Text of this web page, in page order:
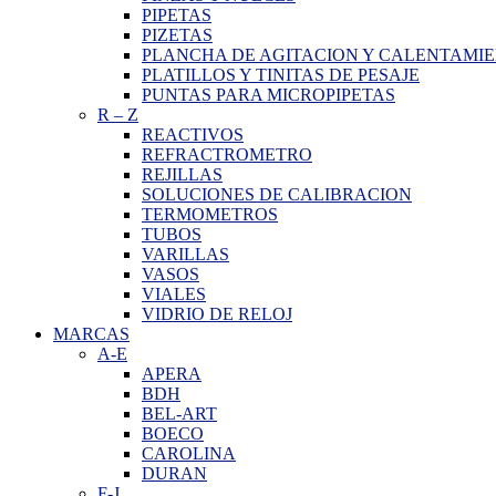
PIPETAS
PIZETAS
PLANCHA DE AGITACION Y
PLATILLOS Y TINITAS DE PESAJE
PUNTAS PARA MICROPIPETAS
R – Z
REACTIVOS
REFRACTROMETRO
REJILLAS
SOLUCIONES DE CALIBRACION
TERMOMETROS
TUBOS
VARILLAS
VASOS
VIALES
VIDRIO DE RELOJ
MARCAS
A-E
APERA
BDH
BEL-ART
BOECO
CAROLINA
DURAN